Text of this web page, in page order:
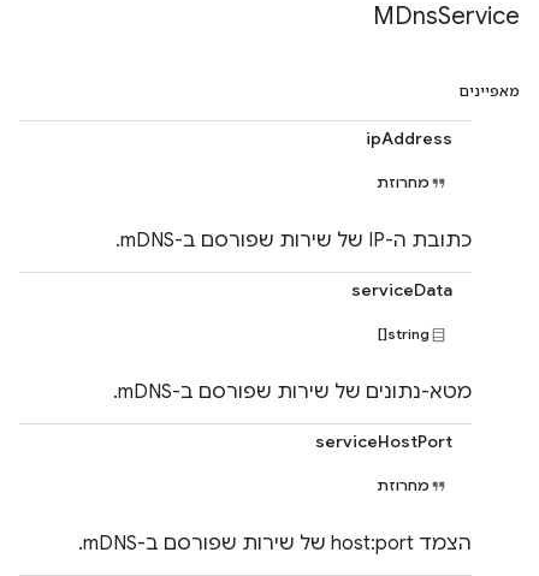
MDnsService
מאפיינים
ipAddress
מחרוזת
כתובת ה-IP של שירות שפורסם ב-mDNS.
serviceData
string[]
מטא-נתונים של שירות שפורסם ב-mDNS.
serviceHostPort
מחרוזת
הצמד host:port של שירות שפורסם ב-mDNS.